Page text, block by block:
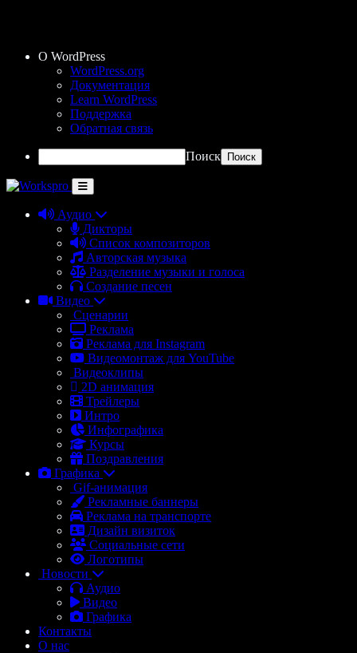
О WordPress
WordPress.org
Документация
Learn WordPress
Поддержка
Обратная связь
Поиск
Аудио
Дикторы
Список композиторов
Авторская музыка
Разделение музыки и голоса
Создание песен
Видео
Сценарии
Реклама
Реклама для Instagram
Видеомонтаж для YouTube
Видеоклипы
2D анимация
Трейлеры
Интро
Инфографика
Курсы
Поздравления
Графика
Gif-анимация
Рекламные баннеры
Реклама на транспорте
Дизайн визиток
Социальные сети
Логотипы
Новости
Аудио
Видео
Графика
Контакты
О нас